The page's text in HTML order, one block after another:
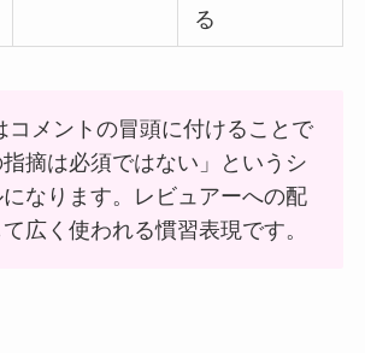
る
コメントの冒頭に付けることで
指摘は必須ではない」というシ
になります。レビュアーへの配
広く使われる慣習表現です。